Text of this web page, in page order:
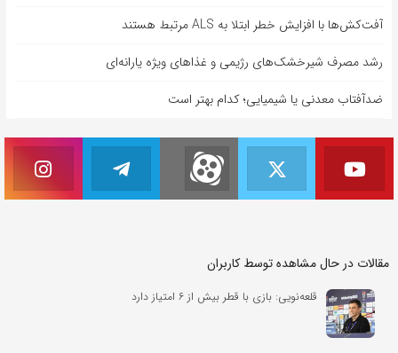
آفت‌کش‌ها با افزایش خطر ابتلا به ALS مرتبط هستند
رشد مصرف شیرخشک‌های رژیمی و غذاهای ویژه یارانه‌ای
ضدآفتاب‌ معدنی یا شیمیایی؛ کدام بهتر است
مقالات در حال مشاهده توسط کاربران
قلعه‌نویی: بازی با قطر بیش از ۶ امتیاز دارد